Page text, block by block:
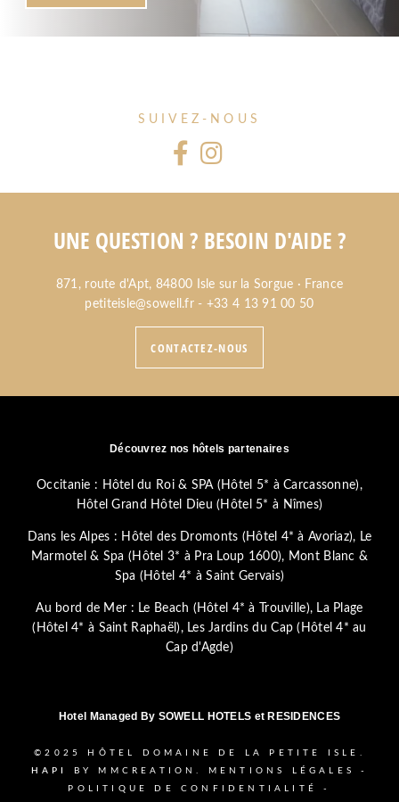
SUIVEZ-NOUS
UNE QUESTION ? BESOIN D'AIDE ?
871, route d'Apt, 84800 Isle sur la Sorgue · France
petiteisle@sowell.fr - +33 4 13 91 00 50
CONTACTEZ-NOUS
Découvrez nos hôtels partenaires
Occitanie : Hôtel du Roi & SPA (Hôtel 5* à Carcassonne),
Hôtel Grand Hôtel Dieu (Hôtel 5* à Nîmes)
Dans les Alpes : Hôtel des Dromonts (Hôtel 4* à Avoriaz), Le
Marmotel & Spa (Hôtel 3* à Pra Loup 1600), Mont Blanc &
Spa (Hôtel 4* à Saint Gervais)
Au bord de Mer : Le Beach (Hôtel 4* à Trouville), La Plage
(Hôtel 4* à Saint Raphaël), Les Jardins du Cap (Hôtel 4* au
Cap d'Agde)
Hotel Managed By SOWELL HOTELS et RESIDENCES
©2025
HÔTEL DOMAINE DE LA PETITE ISLE.
HAPI
BY MMCREATION. MENTIONS LÉGALES
-
POLITIQUE DE CONFIDENTIALITÉ
-